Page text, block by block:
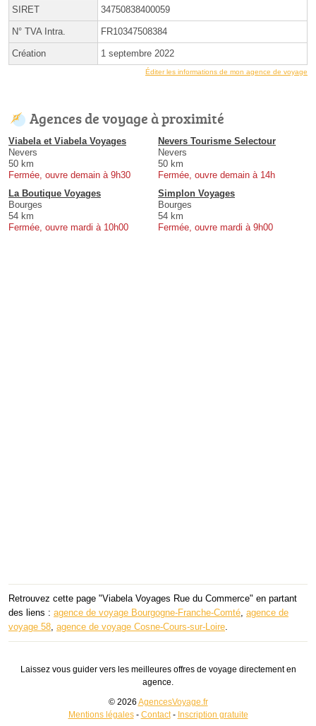
SIRET 34750838400059
N° TVA Intra. FR10347508384
Création 1 septembre 2022
Éditer les informations de mon agence de voyage
Agences de voyage à proximité
Viabela et Viabela Voyages
Nevers
50 km
Fermée, ouvre demain à 9h30
Nevers Tourisme Selectour
Nevers
50 km
Fermée, ouvre demain à 14h
La Boutique Voyages
Bourges
54 km
Fermée, ouvre mardi à 10h00
Simplon Voyages
Bourges
54 km
Fermée, ouvre mardi à 9h00
Retrouvez cette page "Viabela Voyages Rue du Commerce" en partant
des liens : agence de voyage Bourgogne-Franche-Comté agence de
voyage 58 agence de voyage Cosne-Cours-sur-Loire
Laissez vous guider vers les meilleures offres de voyage directement en
agence.
© 2026 AgencesVoyage.fr
Mentions légales- Contact- Inscription gratuite